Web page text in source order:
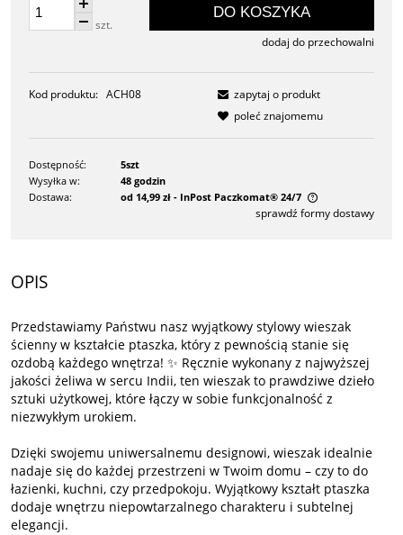
szt.
DO KOSZYKA
dodaj do przechowalni
Kod produktu: ACH08
zapytaj o produkt
poleć znajomemu
Dostępność:
5szt
Wysyłka w:
48 godzin
Dostawa:
od 14,99 zł - InPost Paczkomat® 24/7
Cena nie zawiera ewentualnych kosztów płatności
sprawdź formy dostawy
OPIS
Przedstawiamy Państwu nasz wyjątkowy stylowy wieszak
ścienny w kształcie ptaszka, który z pewnością stanie się
ozdobą każdego wnętrza! ✨ Ręcznie wykonany z najwyższej
jakości żeliwa w sercu Indii, ten wieszak to prawdziwe dzieło
sztuki użytkowej, które łączy w sobie funkcjonalność z
niezwykłym urokiem.
Dzięki swojemu uniwersalnemu designowi, wieszak idealnie
nadaje się do każdej przestrzeni w Twoim domu – czy to do
łazienki, kuchni, czy przedpokoju. Wyjątkowy kształt ptaszka
dodaje wnętrzu niepowtarzalnego charakteru i subtelnej
elegancji.